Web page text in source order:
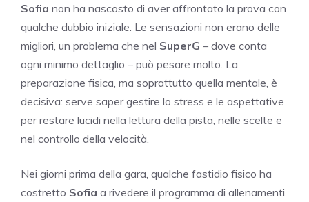
Sofia non ha nascosto di aver affrontato la prova con
qualche dubbio iniziale. Le sensazioni non erano delle
migliori, un problema che nel SuperG – dove conta
ogni minimo dettaglio – può pesare molto. La
preparazione fisica, ma soprattutto quella mentale, è
decisiva: serve saper gestire lo stress e le aspettative
per restare lucidi nella lettura della pista, nelle scelte e
nel controllo della velocità.
Nei giorni prima della gara, qualche fastidio fisico ha
costretto Sofia a rivedere il programma di allenamenti.